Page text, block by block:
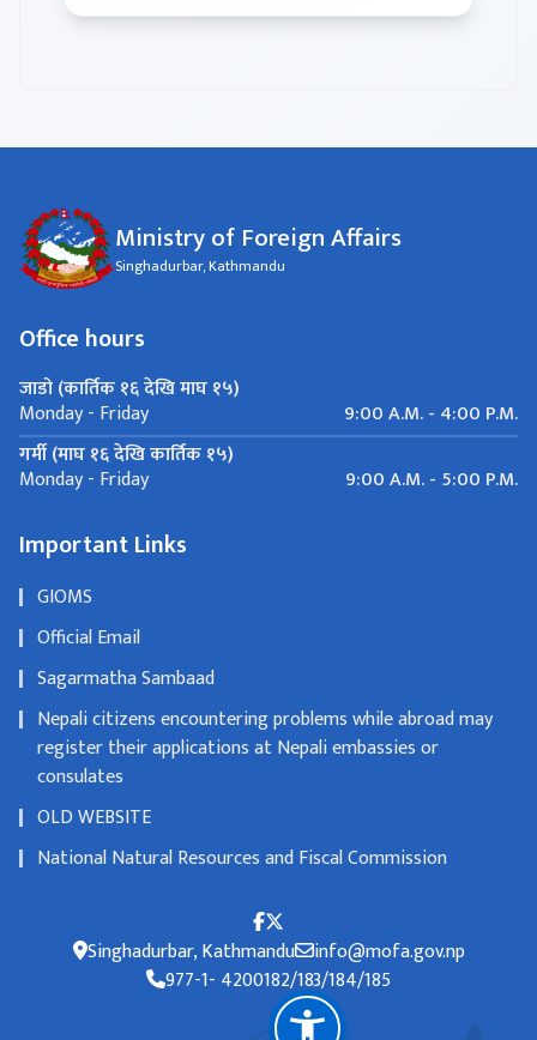
Ministry of Foreign Affairs
Singhadurbar, Kathmandu
Office hours
जाडो (कार्तिक १६ देखि माघ १५)
Monday - Friday
9:00 A.M. - 4:00 P.M.
गर्मी (माघ १६ देखि कार्तिक १५)
Monday - Friday 9:00 A.M. - 5:00 P.M.
Important Links
GIOMS
Official Email
Sagarmatha Sambaad
Nepali citizens encountering problems while abroad may
register their applications at Nepali embassies or
consulates
OLD WEBSITE
National Natural Resources and Fiscal Commission
Singhadurbar, Kathmandu info@mofa.gov.np
977-1- 4200182/183/184/185